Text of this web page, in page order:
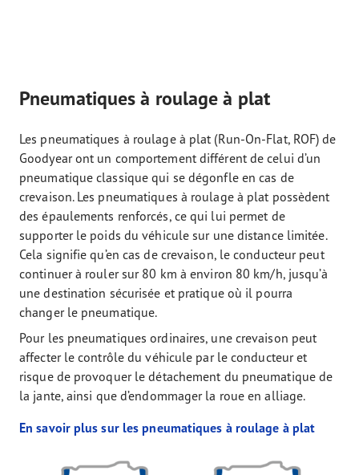
Pneumatiques à roulage à plat
Les pneumatiques à roulage à plat (Run-On-Flat, ROF) de
Goodyear ont un comportement différent de celui d’un
pneumatique classique qui se dégonfle en cas de
crevaison. Les pneumatiques à roulage à plat possèdent
des épaulements renforcés, ce qui lui permet de
supporter le poids du véhicule sur une distance limitée.
Cela signifie qu’en cas de crevaison, le conducteur peut
continuer à rouler sur 80 km à environ 80 km/h, jusqu’à
une destination sécurisée et pratique où il pourra
changer le pneumatique.
Pour les pneumatiques ordinaires, une crevaison peut
affecter le contrôle du véhicule par le conducteur et
risque de provoquer le détachement du pneumatique de
la jante, ainsi que d’endommager la roue en alliage.
En savoir plus sur les pneumatiques à roulage à plat